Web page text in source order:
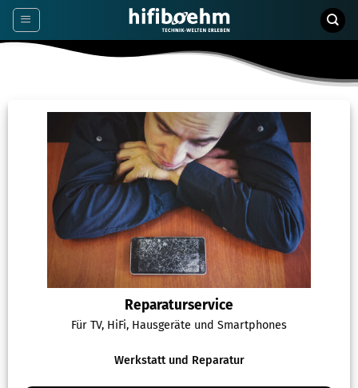
Zum
Inhalt
springen
Reparaturservice
Für TV, HiFi, Hausgeräte und Smartphones
Werkstatt und Reparatur